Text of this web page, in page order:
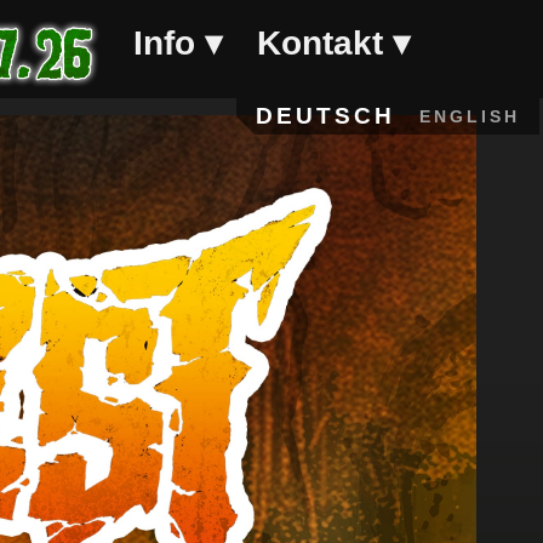
Info
Info
FAQ
Kontakt
Kontakt
Sponsor
werden
DEUTSCH ENGLISH